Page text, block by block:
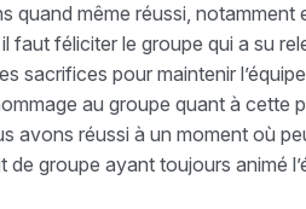
quand même réussi, notamment
faut féliciter le groupe qui a su
sacrifices pour maintenir
au groupe quant à cette
avons réussi à un moment où
groupe ayant toujours animé